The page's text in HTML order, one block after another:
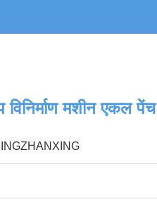
विनिर्माण मशीन एकल पेंच